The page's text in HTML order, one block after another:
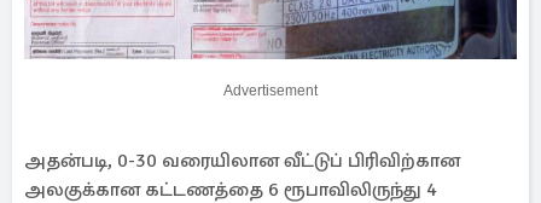
Advertisement
அதன்படி, 0-30 வரையிலான வீட்டுப் பிரிவிற்கான
அலகுக்கான கட்டணத்தை 6 ரூபாவிலிருந்து 4